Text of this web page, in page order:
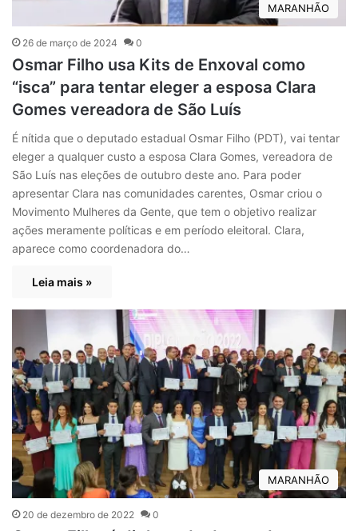
MARANHÃO
26 de março de 2024 0
Osmar Filho usa Kits de Enxoval como
“isca” para tentar eleger a esposa Clara
Gomes vereadora de São Luís
É nítida que o deputado estadual Osmar Filho (PDT), vai tentar
eleger a qualquer custo a esposa Clara Gomes, vereadora de
São Luís nas eleções de outubro deste ano. Para poder
apresentar Clara nas comunidades carentes, Osmar criou o
Movimento Mulheres da Gente, que tem o objetivo realizar
ações meramente políticas e em período eleitoral. Clara,
aparece como coordenadora do…
Leia mais »
MARANHÃO
20 de dezembro de 2022 0